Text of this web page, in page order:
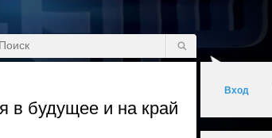
в будущее и на край
Вход